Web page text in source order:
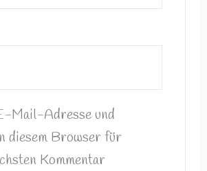
Mail-Adresse und
diesem Browser für
Kommentar